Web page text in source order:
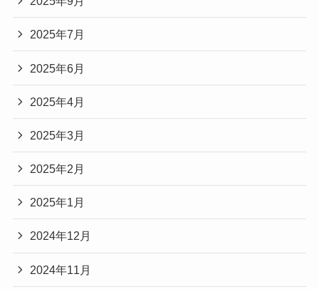
2025年7月
2025年6月
2025年4月
2025年3月
2025年2月
2025年1月
2024年12月
2024年11月